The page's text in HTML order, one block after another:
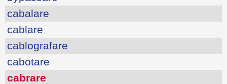
cabalare
cablare
cablografare
cabotare
cabrare